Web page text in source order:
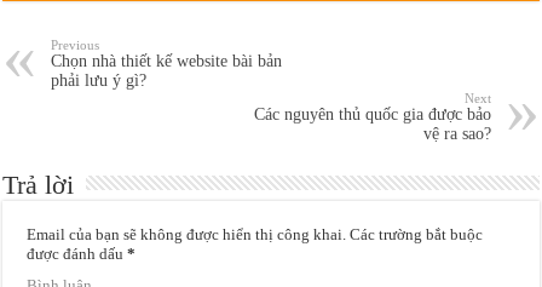
Previous
Chọn nhà thiết kế website bài bản
phải lưu ý gì?
Next
Các nguyên thủ quốc gia được bảo
vệ ra sao?
Trả lời
Email của bạn sẽ không được hiển thị công khai. Các trường bắt buộc
được đánh dấu*